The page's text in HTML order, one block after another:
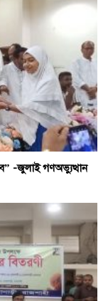
-জুলাই গণঅভ্যুত্থান